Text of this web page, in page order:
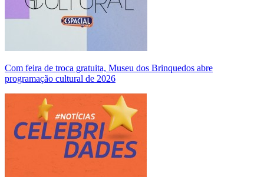
Com feira de troca gratuita, Museu dos Brinquedos abre
programação cultural de 2026